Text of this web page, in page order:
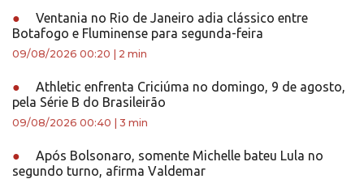
●
Ventania no Rio de Janeiro adia clássico entre
Botafogo e Fluminense para segunda-feira
09/08/2026 00:20 2 min
●
Athletic enfrenta Criciúma no domingo, 9 de agosto,
pela Série B do Brasileirão
09/08/2026 00:40 3 min
●
Após Bolsonaro, somente Michelle bateu Lula no
segundo turno, afirma Valdemar